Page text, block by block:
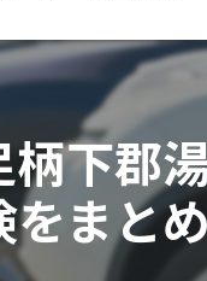
下郡
をまと